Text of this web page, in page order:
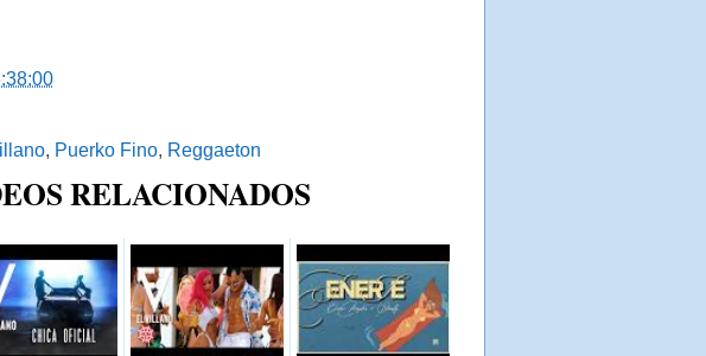
, Puerko Fino, Reggaeton
RELACIONADOS